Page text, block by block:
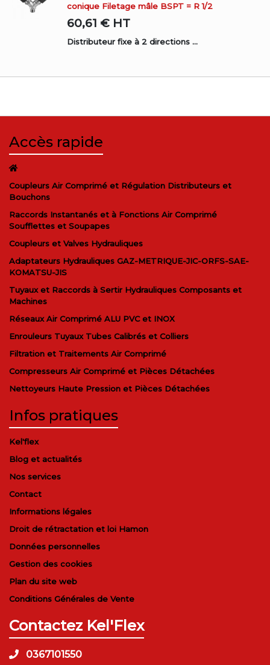
conique Filetage mâle BSPT = R 1/2
60,61 € HT
Distributeur fixe à 2 directions ...
Accès rapide
Coupleurs Air Comprimé et Régulation Distributeurs et
Bouchons
Raccords Instantanés et à Fonctions Air Comprimé
Soufflettes et Soupapes
Coupleurs et Valves Hydrauliques
Adaptateurs Hydrauliques GAZ-METRIQUE-JIC-ORFS-SAE-
KOMATSU-JIS
Tuyaux et Raccords à Sertir Hydrauliques Composants et
Machines
Réseaux Air Comprimé ALU PVC et INOX
Enrouleurs Tuyaux Tubes Calibrés et Colliers
Filtration et Traitements Air Comprimé
Compresseurs Air Comprimé et Pièces Détachées
Nettoyeurs Haute Pression et Pièces Détachées
Infos pratiques
Kel'flex
Blog et actualités
Nos services
Contact
Informations légales
Droit de rétractation et loi Hamon
Données personnelles
Gestion des cookies
Plan du site web
Conditions Générales de Vente
Contactez Kel'Flex
0367101550